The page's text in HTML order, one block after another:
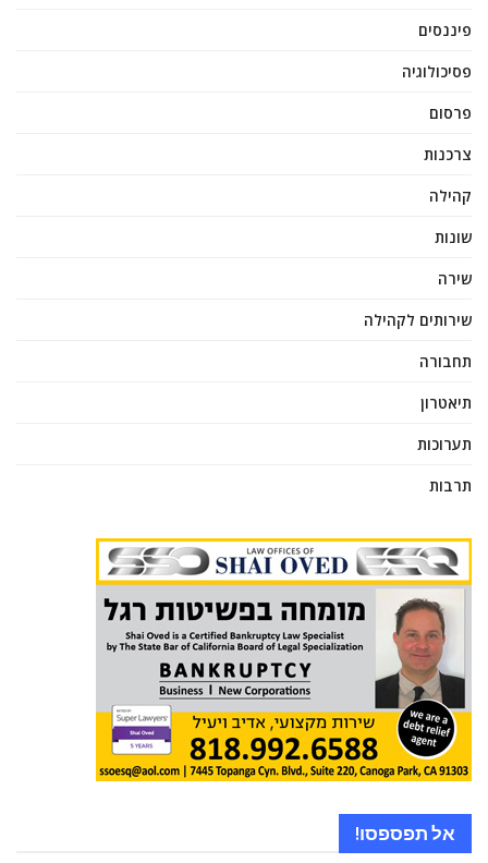
פיננסים
פסיכולוגיה
פרסום
צרכנות
קהילה
שונות
שירה
שירותים לקהילה
תחבורה
תיאטרון
תערוכות
תרבות
אל תפספסו!